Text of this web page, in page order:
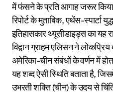
में फंसने के प्रति आगाह जरूर
रिपोर्ट के मुताबिक, एथेंस-स्पार्टा
इतिहासकार थ्यूसीडाइड्स का यह
विद्वान ग्राहम एलिसन ने
अमेरिका-चीन संबंधों के वर्णन में
यह शब्द ऐसी स्थिति बताता है,
उभरती शक्ति (चीन) के उदय से